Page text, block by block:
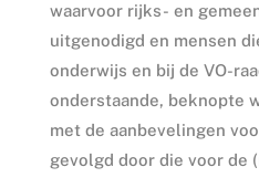
waarvoor rijks- en
uitgenodigd en mensen
onderwijs en bij de VO-
onderstaande, beknopte
met de aanbevelingen
gevolgd door die voor de